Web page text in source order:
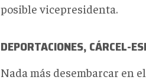
posible vicepresidenta.
DEPORTACIONES, CÁRCEL-
Nada más desembarcar en